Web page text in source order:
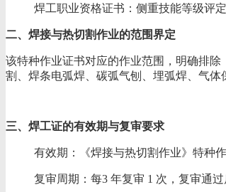
焊工职业资格证书：侧重技能等级评
二、焊接与热切割作业的范围界定
该特种作业证书对应的作业范围，明确排
割、焊条电弧焊、碳弧气刨、埋弧焊、气
三、焊工证的有效期与复审要求
有效期：《焊接与热切割作业》特种
复审周期：每3 年复审 1 次，复审通